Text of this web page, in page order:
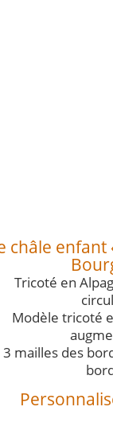
châle enfant
Tricoté en
Modèle tricoté
3 mailles des